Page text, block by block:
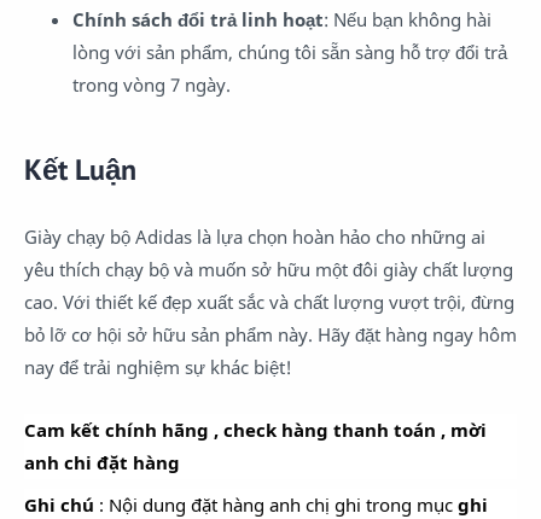
Chính sách đổi trả linh hoạt: Nếu bạn không hài
lòng với sản phẩm, chúng tôi sẵn sàng hỗ trợ đổi trả
trong vòng 7 ngày.
Kết Luận
Giày chạy bộ Adidas là lựa chọn hoàn hảo cho những ai
yêu thích chạy bộ và muốn sở hữu một đôi giày chất lượng
cao. Với thiết kế đẹp xuất sắc và chất lượng vượt trội, đừng
bỏ lỡ cơ hội sở hữu sản phẩm này. Hãy đặt hàng ngay hôm
nay để trải nghiệm sự khác biệt!
Cam kết chính hãng , check hàng thanh toán , mời
anh chi đặt hàng
Ghi chú : Nội dung đặt hàng anh chị ghi trong mục ghi